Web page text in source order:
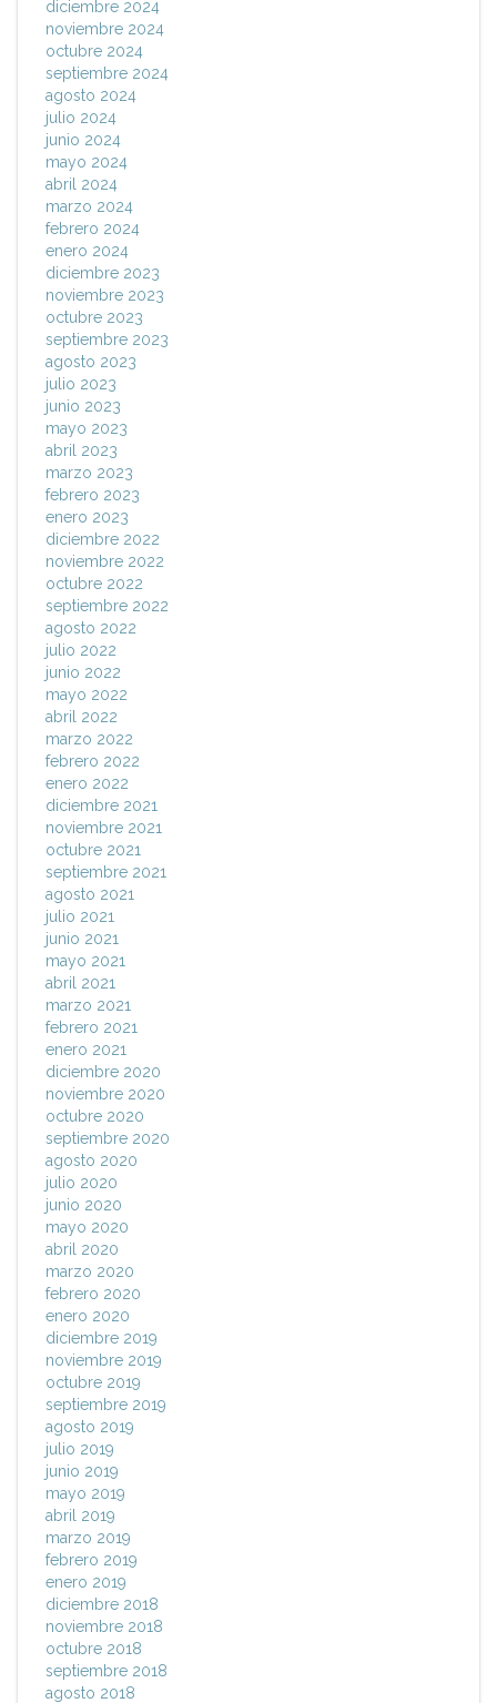
diciembre 2024
noviembre 2024
octubre 2024
septiembre 2024
agosto 2024
julio 2024
junio 2024
mayo 2024
abril 2024
marzo 2024
febrero 2024
enero 2024
diciembre 2023
noviembre 2023
octubre 2023
septiembre 2023
agosto 2023
julio 2023
junio 2023
mayo 2023
abril 2023
marzo 2023
febrero 2023
enero 2023
diciembre 2022
noviembre 2022
octubre 2022
septiembre 2022
agosto 2022
julio 2022
junio 2022
mayo 2022
abril 2022
marzo 2022
febrero 2022
enero 2022
diciembre 2021
noviembre 2021
octubre 2021
septiembre 2021
agosto 2021
julio 2021
junio 2021
mayo 2021
abril 2021
marzo 2021
febrero 2021
enero 2021
diciembre 2020
noviembre 2020
octubre 2020
septiembre 2020
agosto 2020
julio 2020
junio 2020
mayo 2020
abril 2020
marzo 2020
febrero 2020
enero 2020
diciembre 2019
noviembre 2019
octubre 2019
septiembre 2019
agosto 2019
julio 2019
junio 2019
mayo 2019
abril 2019
marzo 2019
febrero 2019
enero 2019
diciembre 2018
noviembre 2018
octubre 2018
septiembre 2018
agosto 2018